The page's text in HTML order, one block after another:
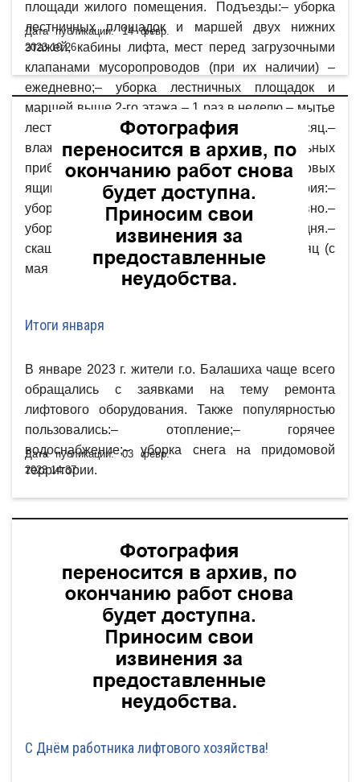
площади жилого помещения.⠀Подъезды:– уборка
лестничных площадок и маршей двух нижних
этажей, кабины лифта, мест перед загрузочными
клапанами мусоропроводов (при их наличии) –
ежедневно;– уборка лестничных площадок и
маршей выше 2-го этажа – 1 раз в неделю.– мытье
лестничных площадок и маршей – 2 раза в месяц.–
влажная уборка окон, стен, дверей, отопительных
приборов, шкафов для электросчетчиков, почтовых
ящиков – 1 раз в год.⠀Придомовая территория:–
уборка контейнерной площадки — ежедневно.–
уборка придомовой территории — 1 раз в 3 дня.–
скашивание газона — не реже 1 раза в месяц (с
мая по сентябрь).
Дата публикации: 14 февр.
2023 10:26
Итоги января
В январе 2023 г. жители г.о. Балашиха чаще всего
обращались с заявками на тему ремонта
лифтового оборудования. Также популярностью
пользовались:– отопление;– горячее
водоснабжение;– уборка снега на придомовой
территории.
Дата публикации: 03 февр.
2023 14:37
С Днём работника лифтового хозяйства!